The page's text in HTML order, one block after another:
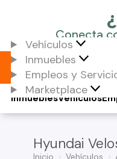
Vehículos
Inmuebles
Empleos y
Marketplace
Vehículos
Inmuebles
Hyundai
Inicio Vehículos